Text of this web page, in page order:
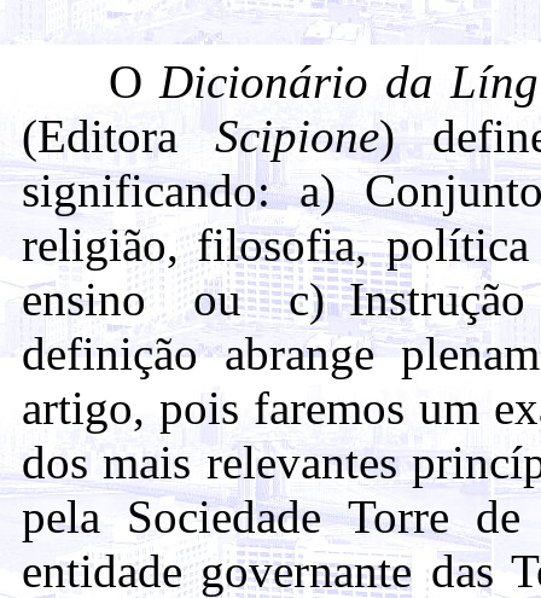
O Dicionário da
(EditoraScipione)
significando: a)
religião, filosofia,
ensino ou c) Instrução
definição abrange
artigo, pois faremos um
dos mais relevantes
pela Sociedade Torre
entidade governante das